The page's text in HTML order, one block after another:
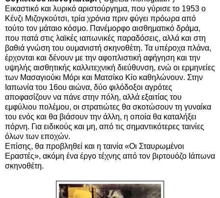
Εικαστικό και λυρικό αριστούργημα, που γύρισε το 1953 ο
Κένζι Μιζογκούτσι, τρία χρόνια πριν φύγει πρόωρα από
τούτο τον μάταιο κόσμο. Πανέμορφο αισθηματικό δράμα,
που πατά στις λαϊκές ιαπωνικές παραδόσεις, αλλά και στη
βαθιά γνώση του ουμανιστή σκηνοθέτη. Τα υπέροχα πλάνα,
έρχονται και δένουν με την αφοπλιστική αφήγηση και την
υψηλής αισθητικής καλλιτεχνική διεύθυνση, ενώ οι ερμηνείες
των Μασαγιούκι Μόρι και Ματσίκο Κίο καθηλώνουν. Στην
Ιαπωνία του 16ου αιώνα, δύο φιλόδοξοι αγρότες
αποφασίζουν να πάνε στην πόλη, αλλά εξαιτίας του
εμφύλιου πολέμου, οι στρατιώτες θα σκοτώσουν τη γυναίκα
του ενός και θα βιάσουν την άλλη, η οποία θα καταλήξει
πόρνη. Για ειδικούς και μη, από τις σημαντικότερες ταινίες
όλων των εποχών.
Επίσης, θα προβληθεί και η ταινία «Οι Σταυρωμένοι
Εραστές», ακόμη ένα έργο τέχνης από τον βιρτουόζο Ιάπωνα
σκηνοθέτη.